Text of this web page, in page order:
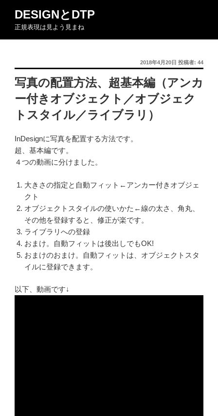
ン
DESIGNとDTP
正規表現は見よう見まね
投
稿
日:
2018年4月20日 投稿者: 44
写真の配置方法、超基本編（アンカ
ー付きオブジェクト／オブジェク
トスタイル／ライブラリ）
InDesignに写真を配置する方法です。
超、基本編です。
４つの動画に分けました。
大きさの指定と自動フィット←アンカー付きオブジェ
クト
オブジェクトスタイルの使いかた←線の太さ、角丸、
その他を登録すると、修正が楽です。
ライブラリへの登録
おまけ。自動フィットは後出しでもOK!
おまけのおまけ。自動フィットは、オブジェクトスタ
イルに登録できます。
以下、動画です↓